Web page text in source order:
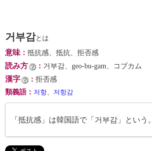
거부감とは
意味： 抵抗感、抵抗、拒否感
読み方 ： 거부감、geo-bu-gam、コブカム
漢字 ： 拒否感
類義語 ： 저항、 저항감
「抵抗感」は韓国語で「거부감」という。